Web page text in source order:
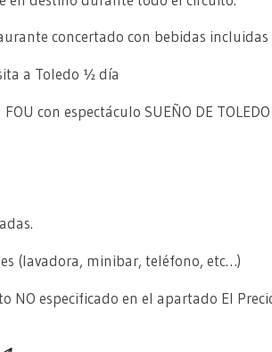
concertado con bebidas
a Toledo ½ día
con espectáculo SUEÑO DE TOLEDO
(lavadora, minibar, teléfono, etc…)
NO especificado en el apartado El